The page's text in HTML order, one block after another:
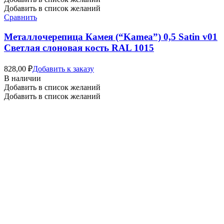
Добавить в список желаний
Сравнить
Металлочерепица Камея (“Kamea”) 0,5 Satin v01
Светлая слоновая кость RAL 1015
828,00 ₽Добавить к заказу
В наличии
Добавить в список желаний
Добавить в список желаний